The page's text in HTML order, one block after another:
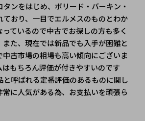
ンをはじめ、ボリード・バーキン・
ており、一目でエルメスのものとわか
ているので中古でお探しの方も多く
また、現在では新品でも入手が困難と
中古市場の相場も高い傾向にございま
はもちろん評価が付きやすいのです
と呼ばれる定番評価のあるものに関し
常に人気がある為、お支払いを頑張ら